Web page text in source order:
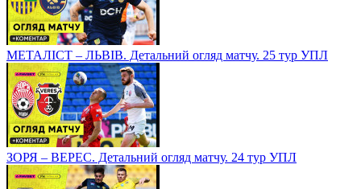
МЕТАЛІСТ – ЛЬВІВ. Детальний огляд матчу. 25 тур УПЛ
ЗОРЯ – ВЕРЕС. Детальний огляд матчу. 24 тур УПЛ